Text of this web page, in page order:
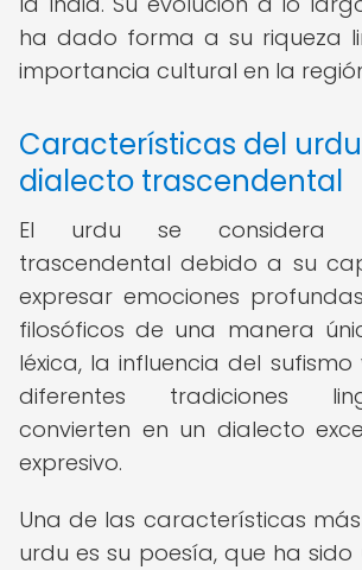
ha dado forma a su riqueza
importancia cultural en la
Características del
dialecto trascendental
El urdu se considera
trascendental debido a su
expresar emociones
filosóficos de una manera
léxica, la influencia del
diferentes tradiciones
convierten en un dialecto
expresivo.
Una de las características
urdu es su poesía, que ha